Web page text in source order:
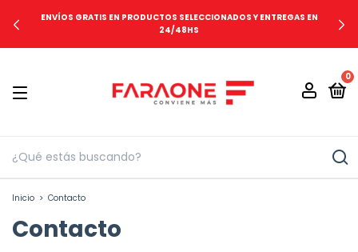
ENVÍOS GRATIS EN PRODUCTOS SELECCIONADOS Y ENTREGAS EN
24/48HS
0
Inicio > Contacto
Contacto